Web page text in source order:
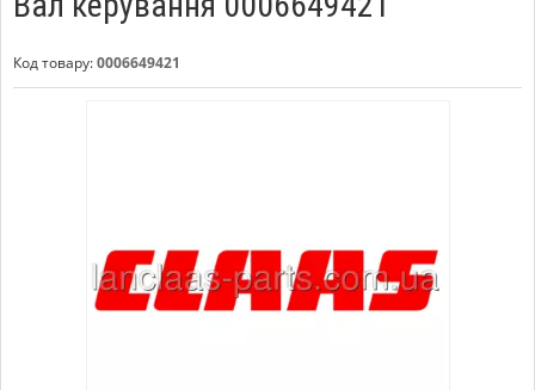
Код товару:0006649421